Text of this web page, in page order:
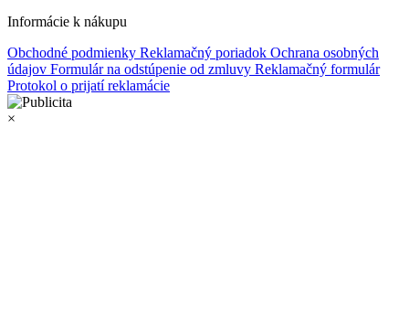
Informácie k nákupu
Obchodné podmienky Reklamačný poriadok Ochrana osobných
údajov Formulár na odstúpenie od zmluvy Reklamačný formulár
Protokol o prijatí reklamácie
×